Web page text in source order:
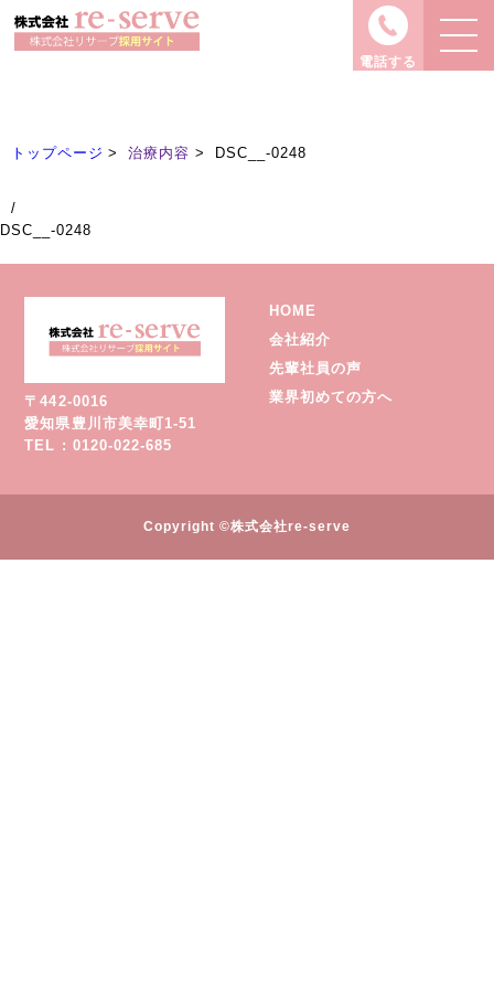
電話する
Treatment
トップページ 治療内容 DSC__-0248
/
DSC__-0248
〒442-0016
愛知県豊川市美幸町1-51
TEL : 0120-022-685
HOME
会社紹介
先輩社員の声
業界初めての方へ
Copyright ©株式会社re-serve